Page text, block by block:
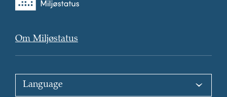
til
Om Miljøstatus
Choose
language: